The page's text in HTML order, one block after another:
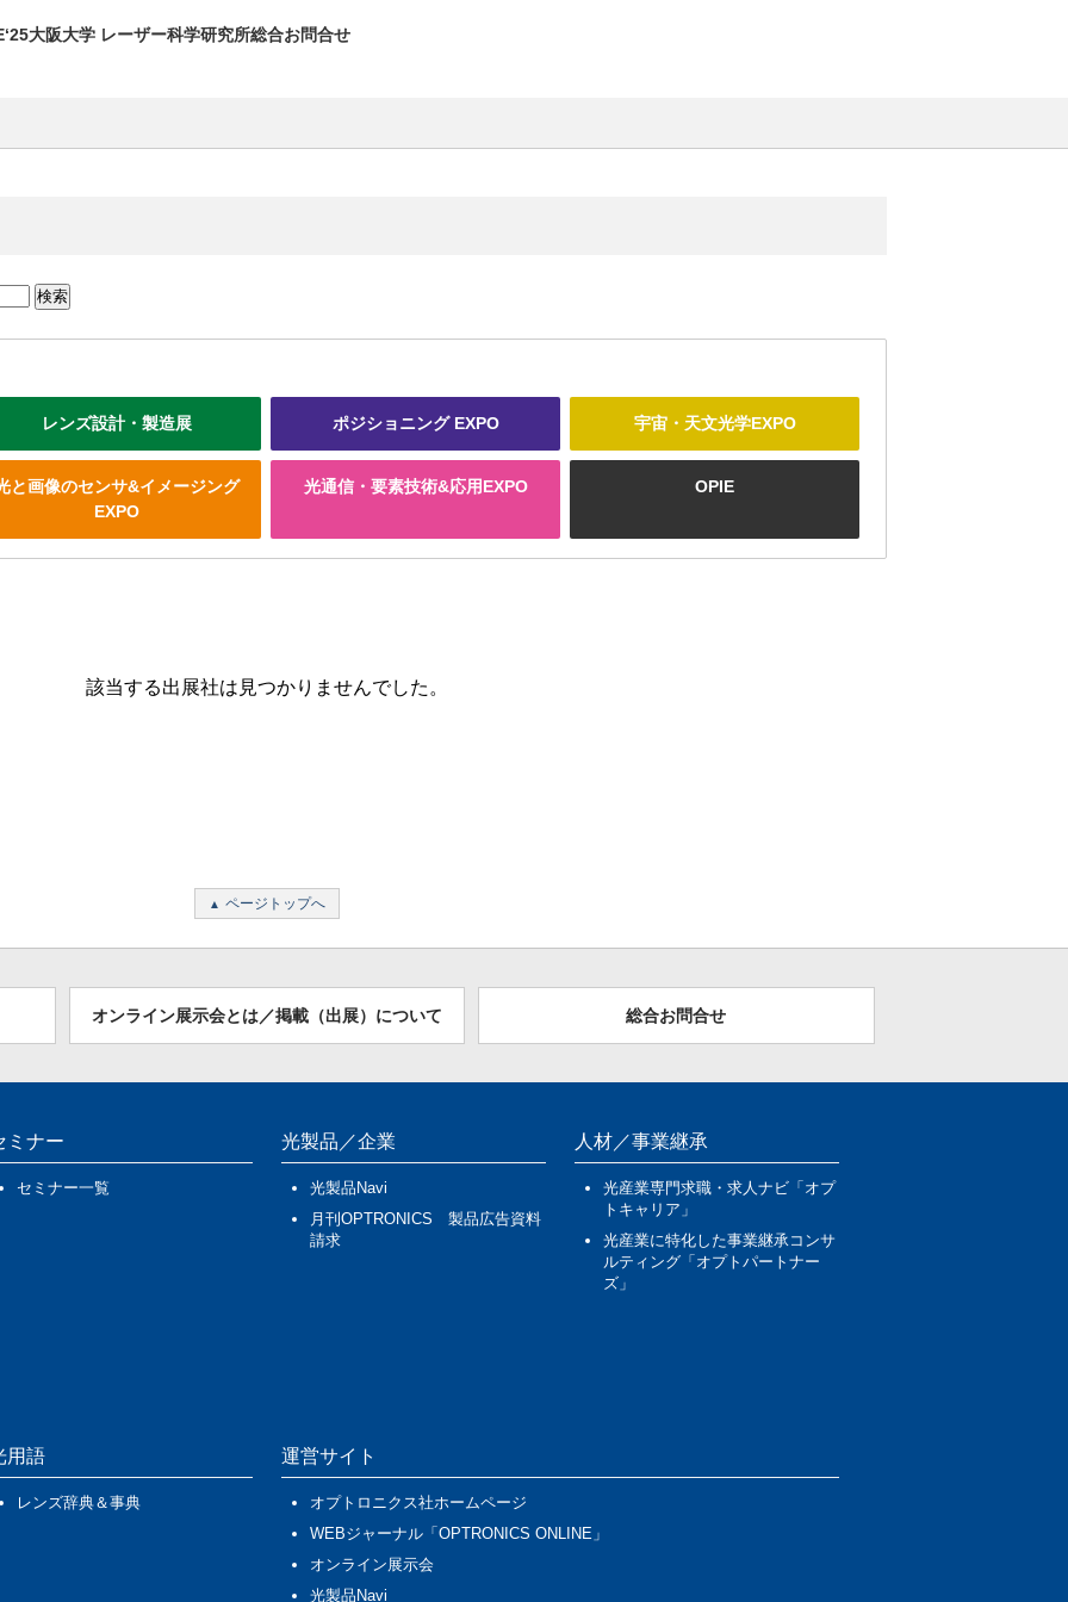
大阪大学 レーザー科学研究所総合お問合せ
レンズ設計・製造展 ポジショニング EXPO 宇宙・天文光学EXPO
と画像のセンサ&イメージング
EXPO
光通信・要素技術&応用EXPO OPIE
該当する出展社は見つかりませんでした。
ページトップへ
オンライン展示会とは／掲載（出展）について 総合お問合せ